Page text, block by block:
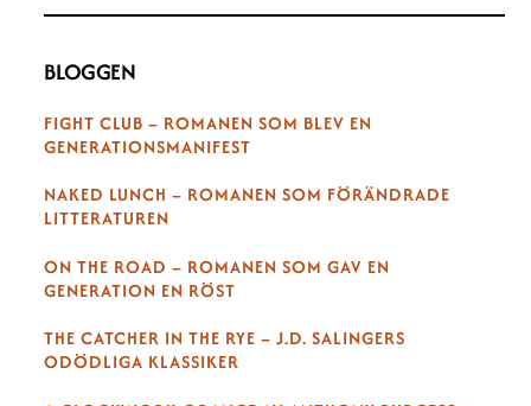
BLOGGEN
FIGHT CLUB – ROMANEN SOM BLEV EN
GENERATIONSMANIFEST
NAKED LUNCH – ROMANEN SOM FÖRÄNDRADE
LITTERATUREN
ON THE ROAD – ROMANEN SOM GAV EN
GENERATION EN RÖST
THE CATCHER IN THE RYE – J.D. SALINGERS
ODÖDLIGA KLASSIKER